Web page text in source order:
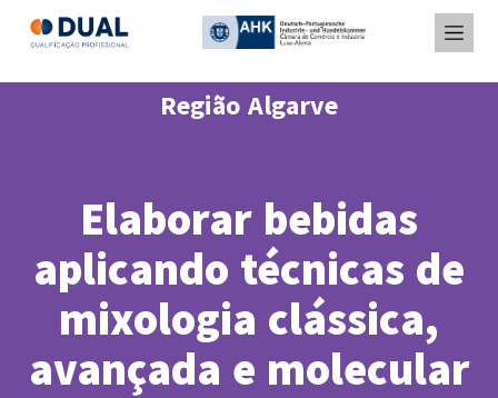
Região Algarve
Elaborar bebidas
aplicando técnicas de
mixologia clássica,
avançada e molecular